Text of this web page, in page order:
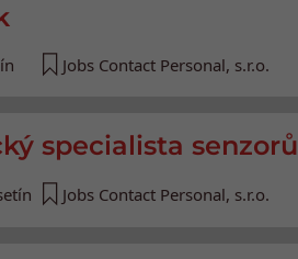
Jobs Contact Personal, s.r.o.
specialista senzorů
Jobs Contact Personal, s.r.o.